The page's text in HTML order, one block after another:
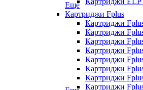
Еще
Картриджи Fplus
Картриджи
Картриджи
Картриджи
Картриджи
Картриджи
Картриджи
Картриджи
Картриджи